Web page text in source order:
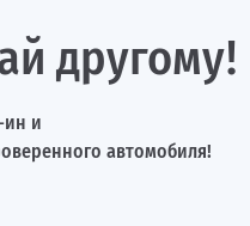
другому!
ин и
автомобиля!